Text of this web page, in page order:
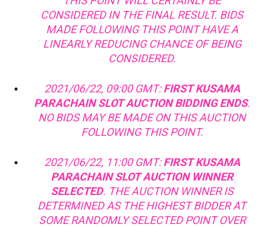
CONSIDERED IN THE FINAL RESULT. BIDS
MADE FOLLOWING THIS POINT HAVE A
LINEARLY REDUCING CHANCE OF BEING
CONSIDERED.
2021/06/22, 09:00 GMT: FIRST KUSAMA
PARACHAIN SLOT AUCTION BIDDING ENDS.
NO BIDS MAY BE MADE ON THIS AUCTION
FOLLOWING THIS POINT.
2021/06/22, 11:00 GMT: FIRST KUSAMA
PARACHAIN SLOT AUCTION WINNER
SELECTED. THE AUCTION WINNER IS
DETERMINED AS THE HIGHEST BIDDER AT
SOME RANDOMLY SELECTED POINT OVER